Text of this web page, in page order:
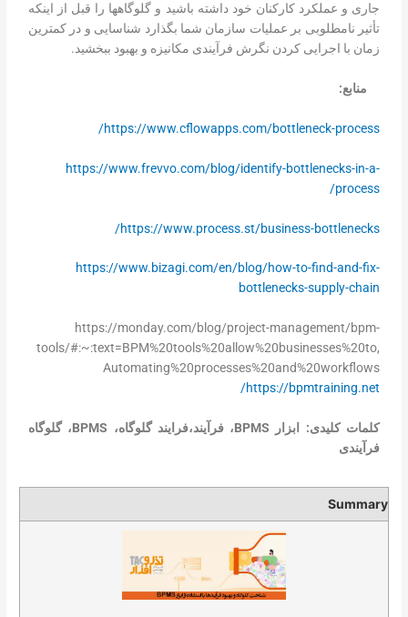
جاری و عملکرد کارکنان خود داشته باشید و گلوگاه­ها را قبل از اینکه
تأثیر نامطلوبی بر عملیات سازمان شما بگذارد شناسایی و در کمترین
زمان با اجرایی کردن نگرش فرآیندی مکانیزه و بهبود ببخشید.
منابع:
https://www.cflowapps.com/bottleneck-process/
https://www.frevvo.com/blog/identify-bottlenecks-in-a-
process/
https://www.process.st/business-bottlenecks/
https://www.bizagi.com/en/blog/how-to-find-and-fix-
bottlenecks-supply-chain
https://monday.com/blog/project-management/bpm-
tools/#:~:text=BPM%20tools%20allow%20businesses%20to,
Automating%20processes%20and%20workflows
https://bpmtraining.net/
کلمات کلیدی: ابزار BPMS، فرآیند،فرایند گلوگاه، BPMS، گلوگاه
فرآیندی
Summary